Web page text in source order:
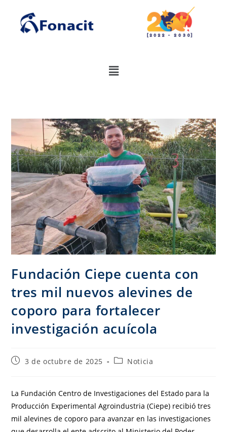
Fundación Ciepe cuenta con
tres mil nuevos alevines de
coporo para fortalecer
investigación acuícola
3 de octubre de 2025 Noticia
La Fundación Centro de Investigaciones del Estado para la
Producción Experimental Agroindustria (Ciepe) recibió tres
mil alevines de coporo para avanzar en las investigaciones